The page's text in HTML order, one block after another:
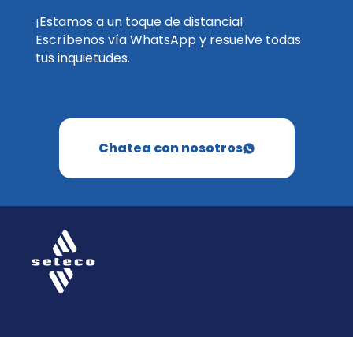
¡Estamos a un toque de distancia!
Escríbenos vía WhatsApp y resuelve todas
tus inquietudes.
Chatea con nosotros